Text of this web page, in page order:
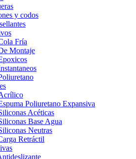
y codos
Fría
Montaje
Poliuretano Expansiva
Acéticas
Base Agua
Neutras
Retráctil